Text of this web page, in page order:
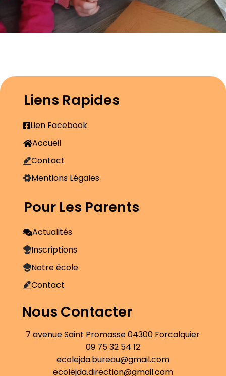
Liens Rapides
Lien Facebook
Accueil
Contact
Mentions Légales
Pour Les Parents
Actualités
Inscriptions
Notre école
Contact
Nous Contacter
7 avenue Saint Promasse 04300 Forcalquier
09 75 32 54 12
ecolejda.bureau@gmail.com
ecolejda.direction@gmail.com